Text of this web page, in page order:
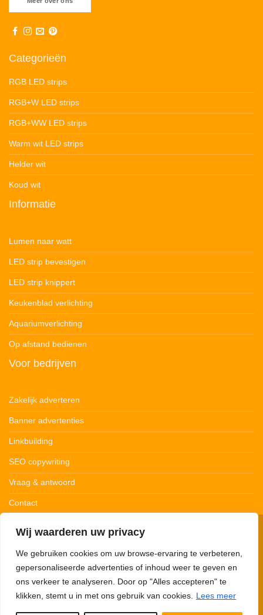
Wij waarderen uw privacy
We gebruiken cookies om uw browse-ervaring te verbeteren,
gepersonaliseerde advertenties of inhoud weer te geven en
ons verkeer te analyseren. Door op "Alles accepteren" te
klikken, stemt u in met ons gebruik van cookies.
Lees meer
Categorieën
RGB LED strips
RGB+W LED strips
RGB+WW LED strips
Warm wit LED strips
Helder wit
Koud wit
Informatie
Lumen naar watt
LED strip bevestigen
LED strip knippert
Keukenblad verlichting
Aquariumverlichting
Op afstand bedienen
Voor bedrijven
Zakelijk adverteren
Banner advertenties
Linkbuilding
SEO copywriting
Vraag & antwoord
Contact
Privacybeleid Cookiebeleid Disclaimer
123Ledstrips.nl neemt deel aan advertentieprogramma’s om commissie te